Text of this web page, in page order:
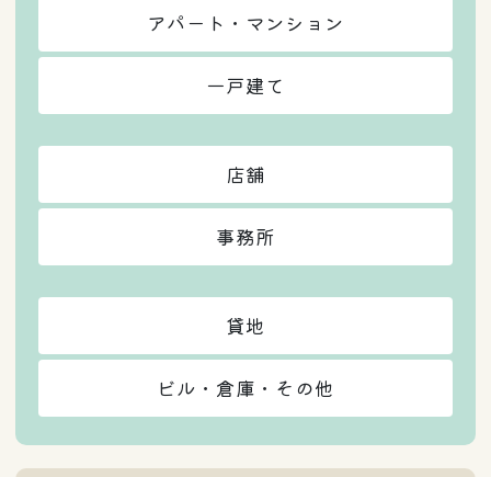
アパート・マンション
一戸建て
店舗
事務所
貸地
ビル・倉庫・その他